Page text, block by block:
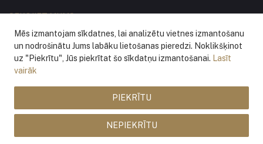
SEKOJIET MUMS
Mēs izmantojam sīkdatnes, lai analizētu vietnes izmantošanu
un nodrošinātu Jums labāku lietošanas pieredzi. Noklikšķinot
uz "Piekrītu", Jūs piekrītat šo sīkdatņu izmantošanai. Lasīt
vairāk
PIEKRĪTU
NEPIEKRĪTU